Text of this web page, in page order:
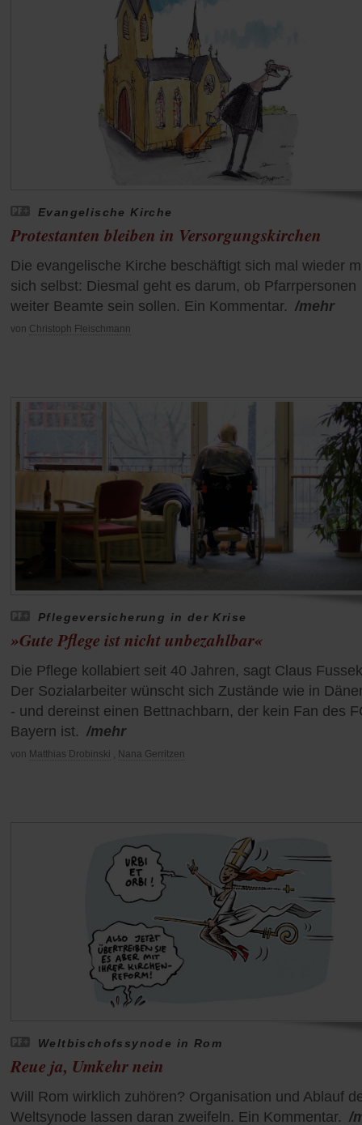
Evangelische Kirche
Protestanten bleiben in Versorgungskirchen
Die evangelische Kirche beschäftigt sich mal wieder
sich selbst: Diesmal geht es darum, ob Pfarrpersonen
weiter Beamte sein sollen. Ein Kommentar. /mehr
von Christoph Fleischmann
Pflegeversicherung in der Krise
»Gute Pflege ist nicht unbezahlbar«
Die Pflege kollabiert seit 40 Jahren, sagt Claus
Der Sozialarbeiter wünscht sich Zustände wie in
- und dereinst einen Bettnachbarn, der kein Fan des
Bayern ist. /mehr
von Matthias Drobinski , Nana Gerritzen
Weltbischofssynode in Rom
Reue ja, Umkehr nein
Will Rom wirklich zuhören? Organisation und Ablauf
Weltsynode lassen daran zweifeln. Ein Kommentar. /